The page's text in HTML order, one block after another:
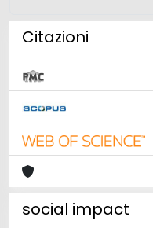
Citazioni
social impact